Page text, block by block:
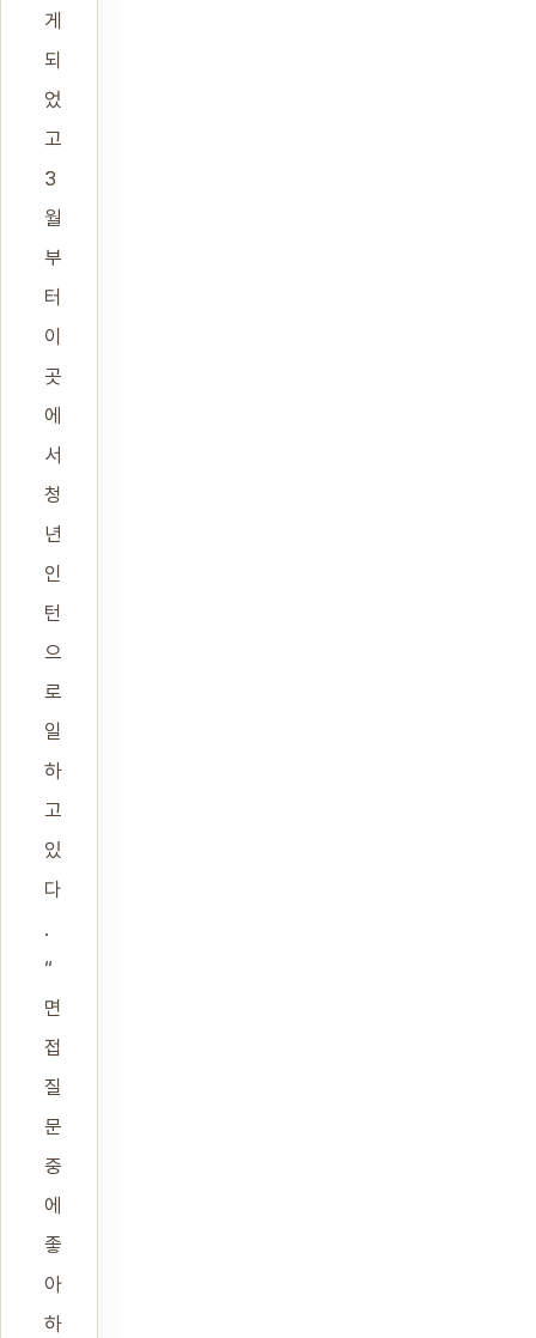
게
되
었
고
3
월
부
터
이
곳
에
서
청
년
인
턴
으
로
일
하
고
있
다
.
“
면
접
질
문
중
에
좋
아
하